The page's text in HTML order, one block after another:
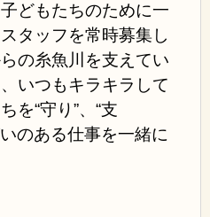
どもたちのために一
タッフを常時募集し
の糸魚川を支えてい
いつもキラキラして
を“守り”、“支
のある仕事を一緒に